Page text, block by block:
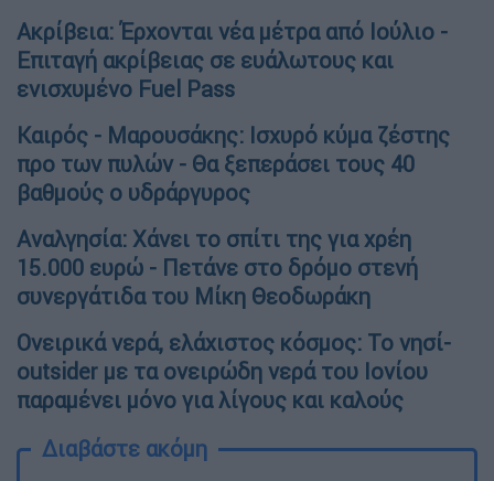
Ακρίβεια: Έρχονται νέα μέτρα από Ιούλιο -
Επιταγή ακρίβειας σε ευάλωτους και
ενισχυμένο Fuel Pass
Καιρός - Μαρουσάκης: Ισχυρό κύμα ζέστης
προ των πυλών - Θα ξεπεράσει τους 40
βαθμούς ο υδράργυρος
Αναλγησία: Χάνει το σπίτι της για χρέη
15.000 ευρώ - Πετάνε στο δρόμο στενή
συνεργάτιδα του Μίκη Θεοδωράκη
Ονειρικά νερά, ελάχιστος κόσμος: Το νησί-
outsider με τα ονειρώδη νερά του Ιονίου
παραμένει μόνο για λίγους και καλούς
Διαβάστε ακόμη